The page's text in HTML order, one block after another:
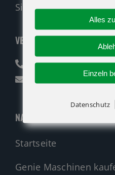
Sie unser
VERKAUF
07142 94712-30
verkauf@atglift.de
NAVIGATION
Startseite
Genie Maschinen
Alles
Einzeln
Datenschutz